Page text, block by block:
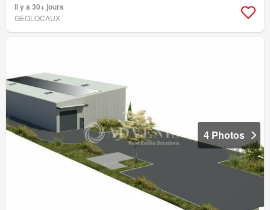
Il y a 30+ jours
GEOLOCAUX
4 Photos